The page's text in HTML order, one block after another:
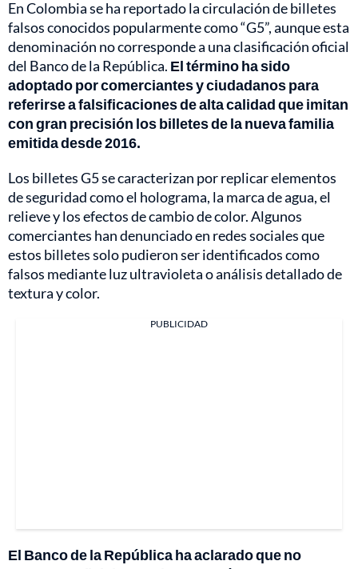
En Colombia se ha reportado la circulación de billetes
falsos conocidos popularmente como “G5”, aunque esta
denominación no corresponde a una clasificación oficial
del Banco de la República. El término ha sido
adoptado por comerciantes y ciudadanos para
referirse a falsificaciones de alta calidad que imitan
con gran precisión los billetes de la nueva familia
emitida desde 2016.
Los billetes G5 se caracterizan por replicar elementos
de seguridad como el holograma, la marca de agua, el
relieve y los efectos de cambio de color. Algunos
comerciantes han denunciado en redes sociales que
estos billetes solo pudieron ser identificados como
falsos mediante luz ultravioleta o análisis detallado de
textura y color.
PUBLICIDAD
El Banco de la República ha aclarado que no